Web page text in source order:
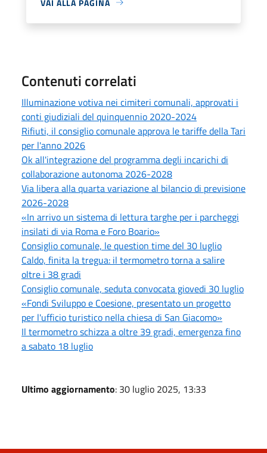
Contenuti correlati
Illuminazione votiva nei cimiteri comunali, approvati i
conti giudiziali del quinquennio 2020-2024
Rifiuti, il consiglio comunale approva le tariffe della Tari
per l'anno 2026
Ok all'integrazione del programma degli incarichi di
collaborazione autonoma 2026-2028
Via libera alla quarta variazione al bilancio di previsione
2026-2028
«In arrivo un sistema di lettura targhe per i parcheggi
insilati di via Roma e Foro Boario»
Consiglio comunale, le question time del 30 luglio
Caldo, finita la tregua: il termometro torna a salire
oltre i 38 gradi
Consiglio comunale, seduta convocata giovedi 30 luglio
«Fondi Sviluppo e Coesione, presentato un progetto
per l'ufficio turistico nella chiesa di San Giacomo»
Il termometro schizza a oltre 39 gradi, emergenza fino
a sabato 18 luglio
Ultimo aggiornamento: 30 luglio 2025, 13:33